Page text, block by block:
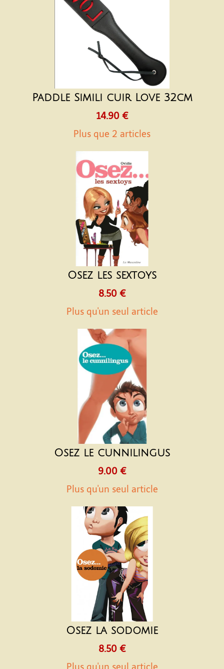
Paddle Simili cuir Love 32cm
14.90 €
Plus que 2 articles
Osez les sextoys
8.50 €
Plus qu'un seul article
Osez le cunnilingus
9.00 €
Plus qu'un seul article
Osez la sodomie
8.50 €